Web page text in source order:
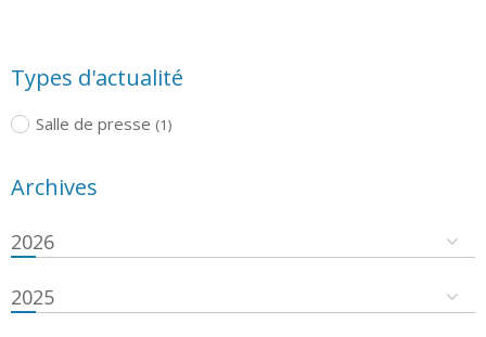
Types d'actualité
Salle de presse (1)
Archives
2026
2025